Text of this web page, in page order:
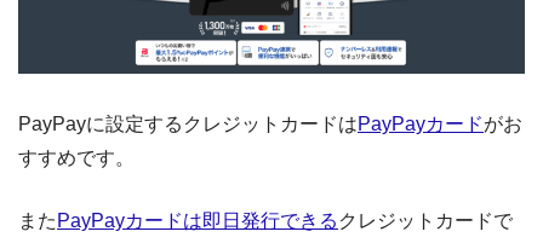
PayPayに設定するクレジットカードはPayPayカードがお
すすめです。
また PayPayカードは即日発行できる クレジットカードで